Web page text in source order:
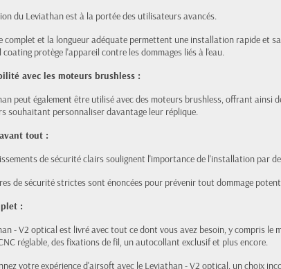
du Leviathan est à la portée des utilisateurs avancés.
complet et la longueur adéquate permettent une installation rapide et
protège l'appareil contre les dommages liés à l'eau.
avec les moteurs brushless :
peut également être utilisé avec des moteurs brushless, offrant ainsi
souhaitant personnaliser davantage leur réplique.
tout :
de sécurité clairs soulignent l'importance de l'installation par
de sécurité strictes sont énoncées pour prévenir tout dommage
:
- V2 optical est livré avec tout ce dont vous avez besoin, y compris le
réglable, des fixations de fil, un autocollant exclusif et plus encore.
votre expérience d'airsoft avec le Leviathan - V2 optical, un choix